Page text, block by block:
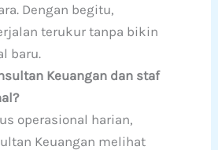
Dengan begitu,
terukur tanpa bikin
baru.
Keuangan dan staf
operasional harian,
Keuangan melihat